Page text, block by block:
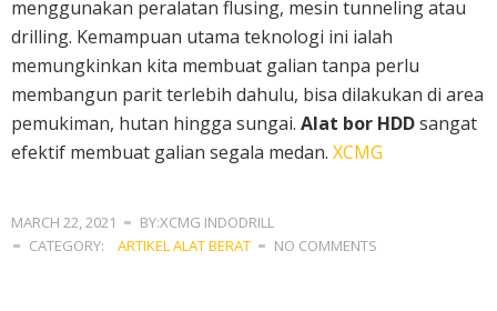
menggunakan peralatan flusing, mesin tunneling atau
drilling. Kemampuan utama teknologi ini ialah
memungkinkan kita membuat galian tanpa perlu
membangun parit terlebih dahulu, bisa dilakukan di area
pemukiman, hutan hingga sungai. Alat bor HDDsangat
efektif membuat galian segala medan. XCMG
MARCH 22, 2021
BY:XCMG INDODRILL
CATEGORY:
ARTIKEL ALAT BERAT NO COMMENTS